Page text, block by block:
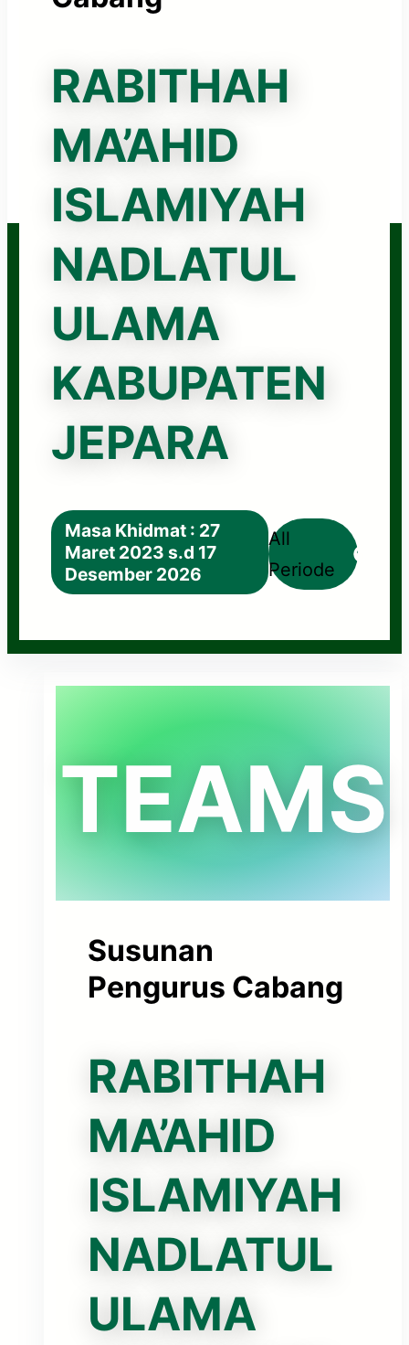
RABITHAH
MA’AHID
ISLAMIYAH
NADLATUL
ULAMA
KABUPATEN
JEPARA
Masa Khidmat : 27
Maret 2023 s.d 17
Desember 2026
All
Periode
TEAMS
Susunan
Pengurus Cabang
RABITHAH
MA’AHID
ISLAMIYAH
NADLATUL
ULAMA